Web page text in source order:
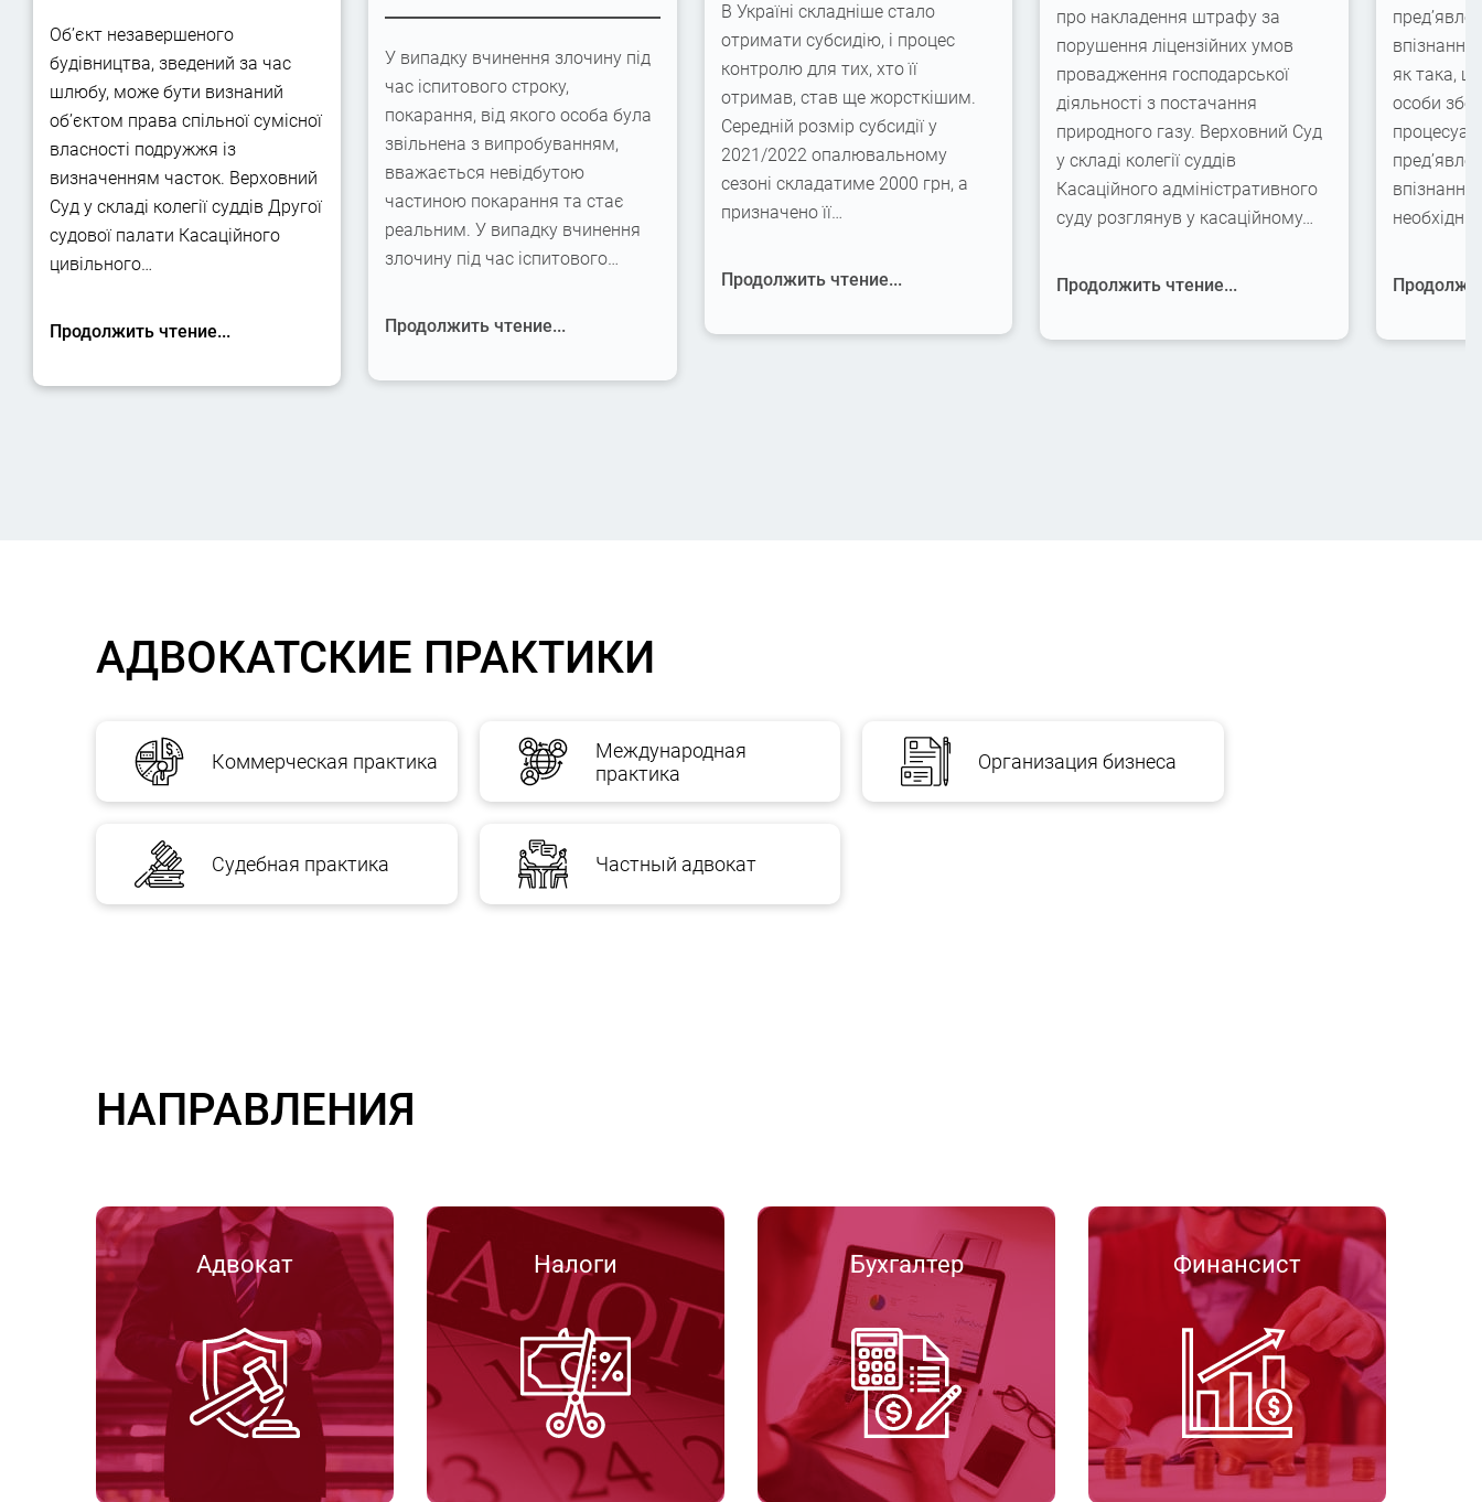
Об’єкт незавершеного
будівництва, зведений за час
шлюбу, може бути визнаний
об’єктом права спільної сумісної
власності подружжя із
визначенням часток. Верховний
Суд у складі колегії суддів Другої
судової палати Касаційного
цивільного…
Продолжить чтение...
У випадку вчинення злочину під
час іспитового строку,
покарання, від якого особа була
звільнена з випробуванням,
вважається невідбутою
частиною покарання та стає
реальним. У випадку вчинення
злочину під час іспитового…
Продолжить чтение...
В Україні складніше стало
отримати субсидію, і процес
контролю для тих, хто її
отримав, став ще жорсткішим.
Середній розмір субсидії у
2021/2022 опалювальному
сезоні складатиме 2000 грн, а
призначено її…
Продолжить чтение...
про накладення штрафу за
порушення ліцензійних умов
провадження господарської
діяльності з постачання
природного газу. Верховний Суд
у складі колегії суддів
Касаційного адміністративного
суду розглянув у касаційному…
Продолжить чтение...
як така,
особи
АДВОКАТСКИЕ ПРАКТИКИ
Коммерческая практика
Международная
практика
Организация бизнеса
Судебная практика Частный адвокат
НАПРАВЛЕНИЯ
Адвокат Налоги Бухгалтер Финансист